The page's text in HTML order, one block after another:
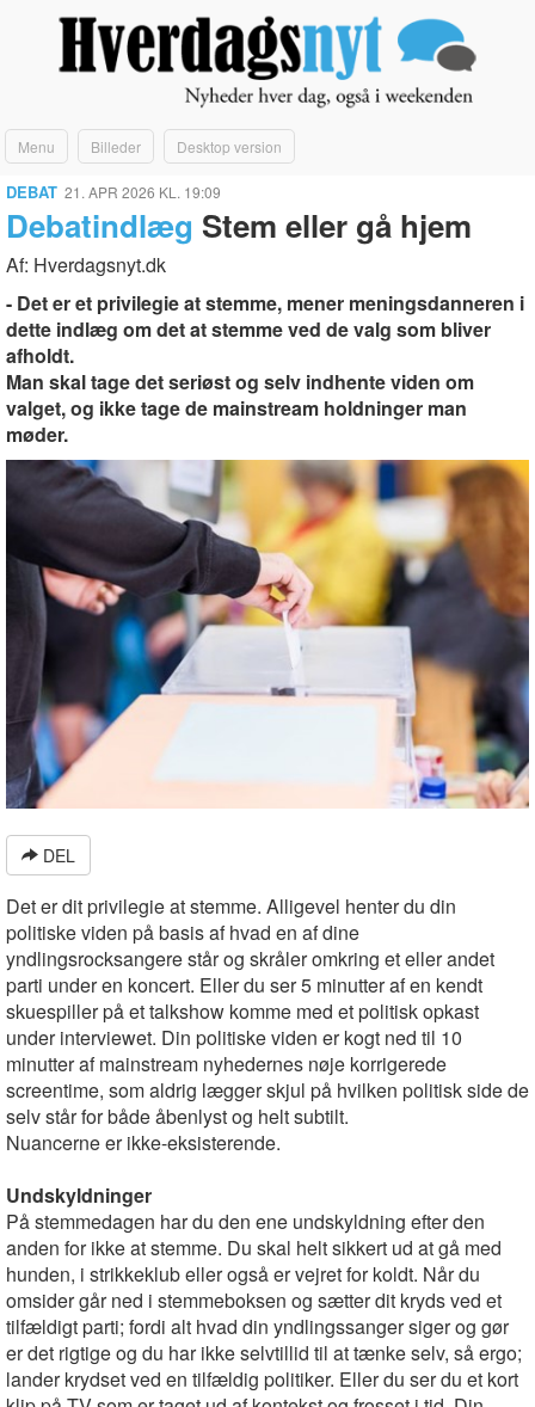
Menu Billeder Desktop version
DEBAT 21. APR 2026 KL. 19:09
Debatindlæg Stem eller gå hjem
Af: Hverdagsnyt.dk
- Det er et privilegie at stemme, mener meningsdanneren i
dette indlæg om det at stemme ved de valg som bliver
afholdt.
Man skal tage det seriøst og selv indhente viden om
valget, og ikke tage de mainstream holdninger man
møder.
DEL
Det er dit privilegie at stemme. Alligevel henter du din
politiske viden på basis af hvad en af dine
yndlingsrocksangere står og skråler omkring et eller andet
parti under en koncert. Eller du ser 5 minutter af en kendt
skuespiller på et talkshow komme med et politisk opkast
under interviewet. Din politiske viden er kogt ned til 10
minutter af mainstream nyhedernes nøje korrigerede
screentime, som aldrig lægger skjul på hvilken politisk side de
selv står for både åbenlyst og helt subtilt.
Nuancerne er ikke-eksisterende.
Undskyldninger
På stemmedagen har du den ene undskyldning efter den
anden for ikke at stemme. Du skal helt sikkert ud at gå med
hunden, i strikkeklub eller også er vejret for koldt. Når du
omsider går ned i stemmeboksen og sætter dit kryds ved et
tilfældigt parti; fordi alt hvad din yndlingssanger siger og gør
er det rigtige og du har ikke selvtillid til at tænke selv, så ergo;
lander krydset ved en tilfældig politiker. Eller du ser du et kort